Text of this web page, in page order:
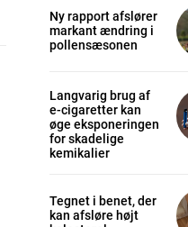
Ny rapport afslører
markant ændring i
pollensæsonen
Langvarig brug af
e-cigaretter kan
øge eksponeringen
for skadelige
kemikalier
Tegnet i benet, der
kan afsløre højt